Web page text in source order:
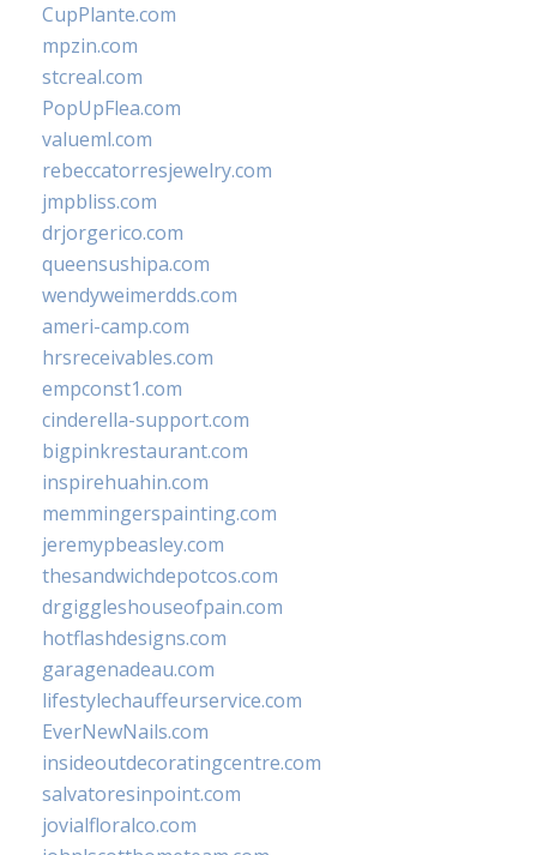
CupPlante.com
mpzin.com
stcreal.com
PopUpFlea.com
valueml.com
rebeccatorresjewelry.com
jmpbliss.com
drjorgerico.com
queensushipa.com
wendyweimerdds.com
ameri-camp.com
hrsreceivables.com
empconst1.com
cinderella-support.com
bigpinkrestaurant.com
inspirehuahin.com
memmingerspainting.com
jeremypbeasley.com
thesandwichdepotcos.com
drgiggleshouseofpain.com
hotflashdesigns.com
garagenadeau.com
lifestylechauffeurservice.com
EverNewNails.com
insideoutdecoratingcentre.com
salvatoresinpoint.com
jovialfloralco.com